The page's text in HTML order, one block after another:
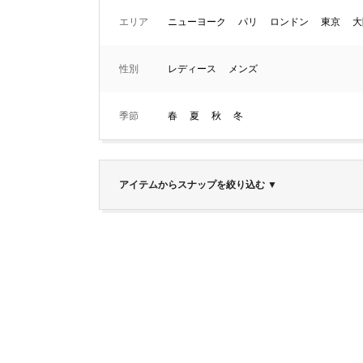
エリア ニューヨーク パリ ロンドン 東京
性別 レディース メンズ
季節 春 夏 秋 冬
アイテムからスナップを絞り込む ▼